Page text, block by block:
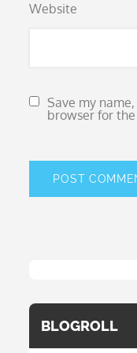
Website
Save my
browser for
BLOGROLL